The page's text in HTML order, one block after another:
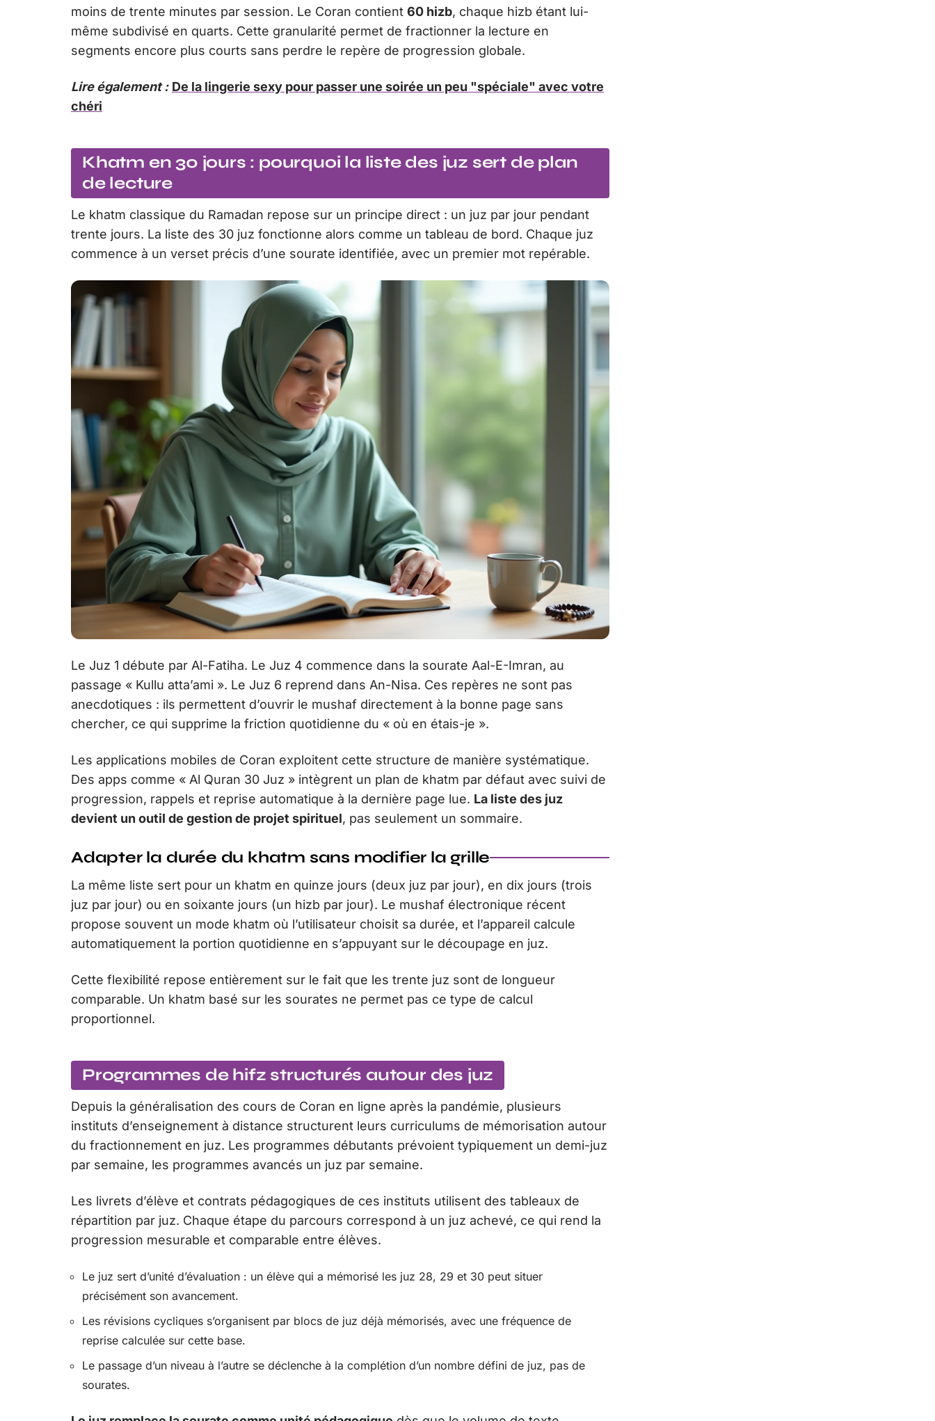
moins de trente minutes par session. Le Coran contient 60 hizb, chaque hizb étant lui-
même subdivisé en quarts. Cette granularité permet de fractionner la lecture en
segments encore plus courts sans perdre le repère de progression globale.
Lire également : De la lingerie sexy pour passer une soirée un peu "spéciale" avec votre
chéri
Khatm en 30 jours : pourquoi la liste des juz sert de plan
de lecture
Le khatm classique du Ramadan repose sur un principe direct : un juz par jour pendant
trente jours. La liste des 30 juz fonctionne alors comme un tableau de bord. Chaque juz
commence à un verset précis d’une sourate identifiée, avec un premier mot repérable.
Le Juz 1 débute par Al-Fatiha. Le Juz 4 commence dans la sourate Aal-E-Imran, au
passage « Kullu atta’ami ». Le Juz 6 reprend dans An-Nisa. Ces repères ne sont pas
anecdotiques : ils permettent d’ouvrir le mushaf directement à la bonne page sans
chercher, ce qui supprime la friction quotidienne du « où en étais-je ».
Les applications mobiles de Coran exploitent cette structure de manière systématique.
Des apps comme « Al Quran 30 Juz » intègrent un plan de khatm par défaut avec suivi de
progression, rappels et reprise automatique à la dernière page lue. La liste des juz
devient un outil de gestion de projet spirituel, pas seulement un sommaire.
Adapter la durée du khatm sans modifier la grille
La même liste sert pour un khatm en quinze jours (deux juz par jour), en dix jours (trois
juz par jour) ou en soixante jours (un hizb par jour). Le mushaf électronique récent
propose souvent un mode khatm où l’utilisateur choisit sa durée, et l’appareil calcule
automatiquement la portion quotidienne en s’appuyant sur le découpage en juz.
Cette flexibilité repose entièrement sur le fait que les trente juz sont de longueur
comparable. Un khatm basé sur les sourates ne permet pas ce type de calcul
proportionnel.
Programmes de hifz structurés autour des juz
Depuis la généralisation des cours de Coran en ligne après la pandémie, plusieurs
instituts d’enseignement à distance structurent leurs curriculums de mémorisation autour
du fractionnement en juz. Les programmes débutants prévoient typiquement un demi-juz
par semaine, les programmes avancés un juz par semaine.
Les livrets d’élève et contrats pédagogiques de ces instituts utilisent des tableaux de
répartition par juz. Chaque étape du parcours correspond à un juz achevé, ce qui rend la
progression mesurable et comparable entre élèves.
Le juz sert d’unité d’évaluation : un élève qui a mémorisé les juz 28, 29 et 30 peut situer
précisément son avancement.
Les révisions cycliques s’organisent par blocs de juz déjà mémorisés, avec une fréquence de
reprise calculée sur cette base.
Le passage d’un niveau à l’autre se déclenche à la complétion d’un nombre défini de juz, pas de
sourates.